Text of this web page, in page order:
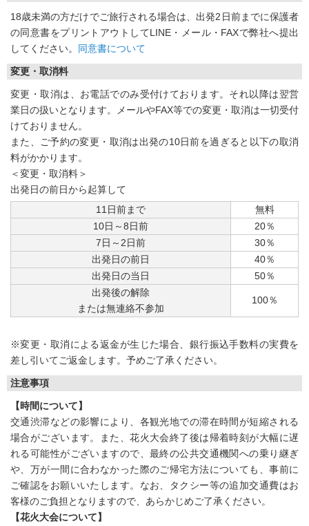
18歳未満の方だけでご旅行される場合は、出発2日前までに保護者
の同意書をプリントアウトしてLINE・メール・FAXで弊社へ提出
してください。 同意書について
変更・取消料
変更・取消は、お電話でのみ受付けております。それ以降は翌営
業日の扱いとなります。メールやFAX等での変更・取消は一切受付
けておりません。
また、ご予約の変更・取消は出発の10日前を過ぎると以下の取消
料がかかります。
＜変更・取消料＞
出発日の前日から起算して
11日前まで
無料
10日～8日前
20％
7日～2日前
30％
出発日の前日
40％
出発日の当日
50％
出発後の解除
または無連絡不参加
100％
※変更・取消による返金が生じた場合、銀行振込手数料の実費を
差し引いてご返金します。予めご了承ください。
注意事項
【時間について】
交通渋滞などの影響により、各観光地での滞在時間が短縮される
場合がございます。また、花火大会終了後は帰着時刻が大幅に遅
れる可能性がございますので、最終の公共交通機関への乗り継ぎ
や、万が一間に合わなかった際のご帰宅方法についても、事前に
ご確認をお願いいたします。なお、タクシー等の追加交通費はお
客様のご負担となりますので、あらかじめご了承ください。
【花火大会について】